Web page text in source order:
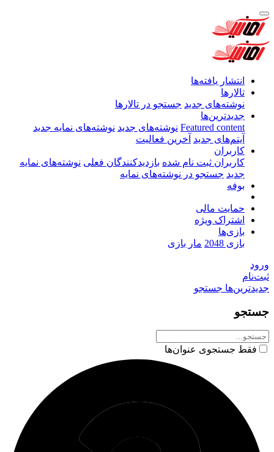
انتشار یافته‌ها
تالارها
نوشته‌های جدید جستجو در تالارها
جدیدترین‌ها
Featured content نوشته‌های جدید نوشته‌های نمایه جدید
آیتم‌های جدید آخرین فعالیت
کاربران
کاربران ثبت نام شده بازدیدکنندگان فعلی نوشته‌های نمایه
جدید جستجو در نوشته‌های نمایه
بوفه
حمایت مالی
اشتراک ویژه
بازی‌ها
بازی 2048
مار بازی
ورود
ثبت‌نام
جدیدترین‌ها جستجو
جستجو
فقط جستجوی عنوان‌ها